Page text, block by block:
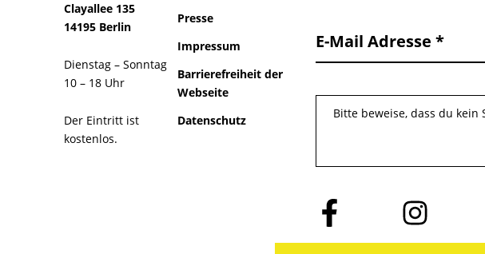
Clayallee 135
14195 Berlin
Dienstag – Sonntag
10 – 18 Uhr
Der Eintritt ist
kostenlos.
Presse
Impressum
Barrierefreiheit der
Webseite
Datenschutz
E-Mail Adresse
Bitte beweise, dass du
Folge
uns
auf
Folge
uns
auf